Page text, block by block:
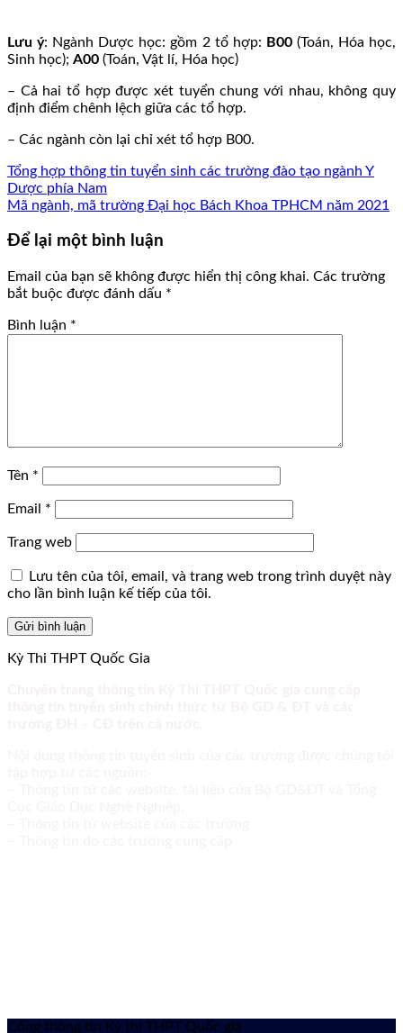
Lưu ý: Ngành Dược học: gồm 2 tổ hợp: B00(Toán, Hóa học,
Sinh học); A00 (Toán, Vật lí, Hóa học)
– Cả hai tổ hợp được xét tuyển chung với nhau, không quy
định điểm chênh lệch giữa các tổ hợp.
– Các ngành còn lại chỉ xét tổ hợp B00.
Tổng hợp thông tin tuyển sinh các trường đào tạo ngành Y
Dược phía Nam
Mã ngành, mã trường Đại học Bách Khoa TPHCM năm 2021
Để lại một bình luận
Email của bạn sẽ không được hiển thị công khai. Các trường
bắt buộc được đánh dấu *
Bình luận *
Tên *
Email *
Trang web
Lưu tên của tôi, email, và trang web trong trình duyệt này
cho lần bình luận kế tiếp của tôi.
Kỳ Thi THPT Quốc Gia
Cổng thông tin Kỳ thi THPT Quốc gia